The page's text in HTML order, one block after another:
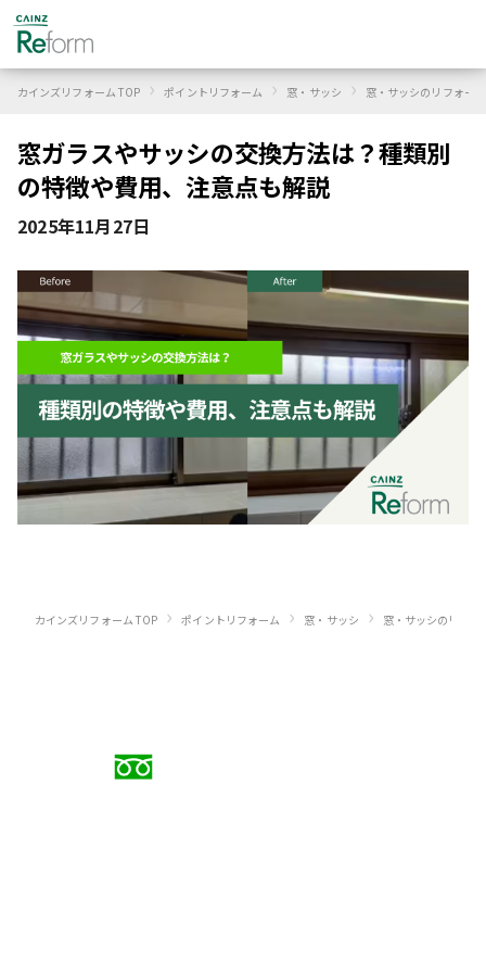
カインズリフォーム TOP › ポイントリフォーム › 窓・サッシ › 窓・サッシのリフォー
窓ガラスやサッシの交換方法は？種類別
の特徴や費用、注意点も解説
2025年11月27日
カインズリフォーム TOP › ポイントリフォーム › 窓・サッシ › 窓・サッシのリフォ